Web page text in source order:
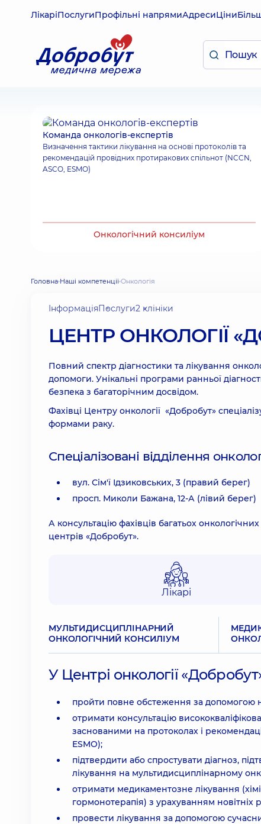
ЛікаріПослугиПрофільні напрямиАдресиЦіни
Команда онкологів-експертів
Визначення тактики лікування на основі протоколів та
рекомендацій провідних протиракових спільнот (NCCN,
ASCO, ESMO)
Онкологічний консиліум
Головна Наші компетенції Онкологія
ІнформаціяПослуги2 клініки
ЦЕНТР ОНКОЛОГІЇ
Повний спектр діагностики та лікування
допомоги. Унікальні програми ранньої
безпека з багаторічним досвідом.
Фахівці Центру онкології «Добробут»
формами раку.
Спеціалізовані відділення
вул. Сім'ї Ідзиковських, 3 (правий берег)
просп. Миколи Бажана, 12-А (лівий берег)
А консультацію фахівців багатьох
центрів «Добробут».
Лікарі
МУЛЬТИДИСЦИПЛІНАРНИЙ
ОНКОЛОГІЧНИЙ КОНСИЛІУМ
У Центрі онкології
пройти повне обстеження за допомогою
отримати консультацію
заснованими на протоколах і
ESMO);
підтвердити або спростувати діагноз,
лікування на мультидисциплінарному
отримати медикаментозне лікування
гормонотерапія) з урахуванням
провести лікування за допомогою